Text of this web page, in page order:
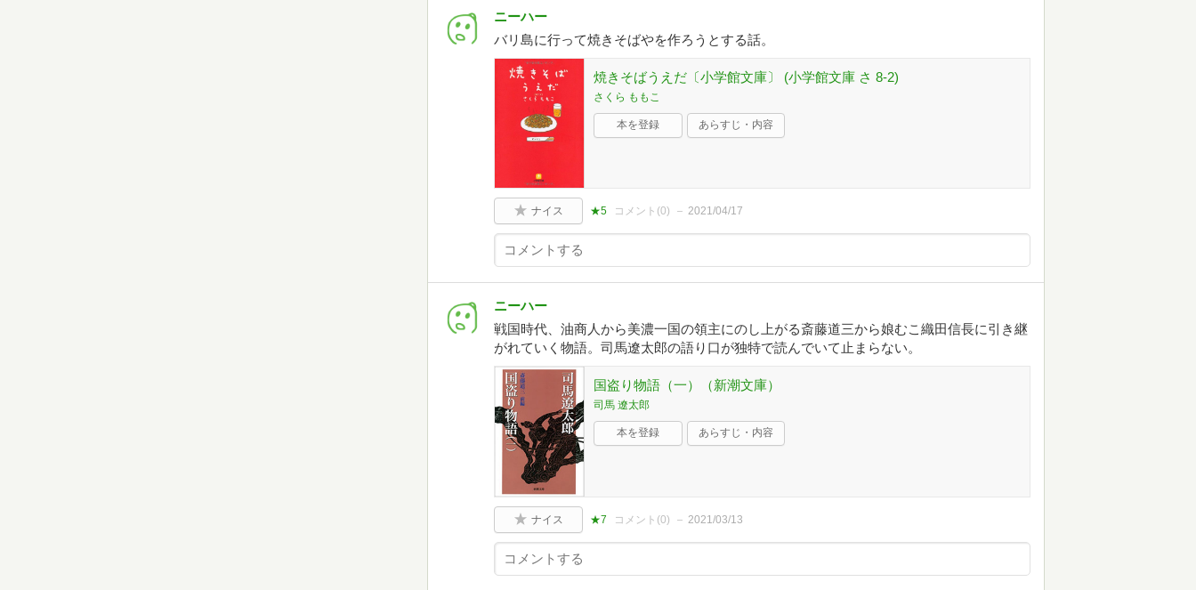
ニーハー
バリ島に行って焼きそばやを作ろうとする話。
焼きそばうえだ〔小学館文庫〕 (小学館文庫 さ 8-2)
さくら ももこ
本を登録 あらすじ・内容
ナイス ★5 コメント(0) 2021/04/17
ニーハー
戦国時代、油商人から美濃一国の領主にのし上がる斎藤道三から娘むこ織田信長に引き継
がれていく物語。司馬遼太郎の語り口が独特で読んでいて止まらない。
国盗り物語（一）（新潮文庫）
司馬 遼太郎
本を登録 あらすじ・内容
ナイス ★7 コメント(0) 2021/03/13